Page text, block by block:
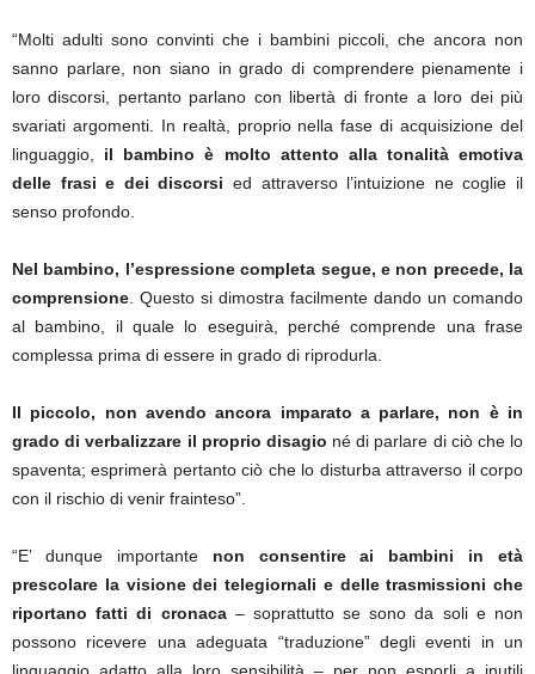
“Molti adulti sono convinti che i bambini piccoli, che ancora non
sanno parlare, non siano in grado di comprendere pienamente i
loro discorsi, pertanto parlano con libertà di fronte a loro dei più
svariati argomenti. In realtà, proprio nella fase di acquisizione del
linguaggio, il bambino è molto attento alla tonalità emotiva
delle frasi e dei discorsi ed attraverso l’intuizione ne coglie il
senso profondo.
Nel bambino, l’espressione completa segue, e non precede, la
comprensione. Questo si dimostra facilmente dando un comando
al bambino, il quale lo eseguirà, perché comprende una frase
complessa prima di essere in grado di riprodurla.
Il piccolo, non avendo ancora imparato a parlare, non è in
grado di verbalizzare il proprio disagio né di parlare di ciò che lo
spaventa; esprimerà pertanto ciò che lo disturba attraverso il corpo
con il rischio di venir frainteso”.
“E’ dunque importante non consentire ai bambini in età
prescolare la visione dei telegiornali e delle trasmissioni che
riportano fatti di cronaca – soprattutto se sono da soli e non
possono ricevere una adeguata “traduzione” degli eventi in un